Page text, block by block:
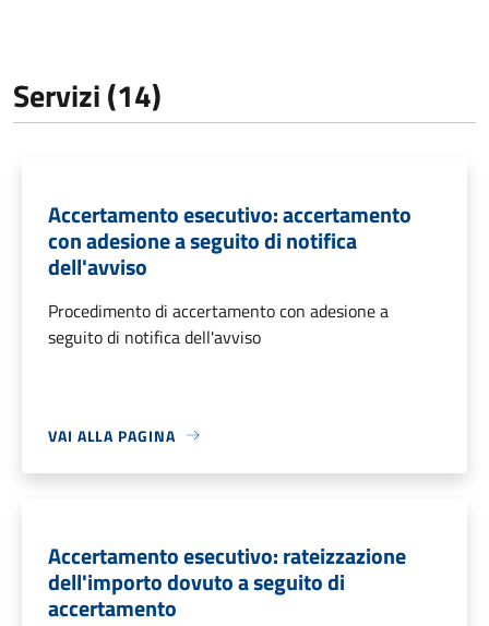
Servizi (14)
Accertamento esecutivo: accertamento
con adesione a seguito di notifica
dell'avviso
Procedimento di accertamento con adesione a
seguito di notifica dell'avviso
VAI ALLA PAGINA
Accertamento esecutivo: rateizzazione
dell'importo dovuto a seguito di
accertamento